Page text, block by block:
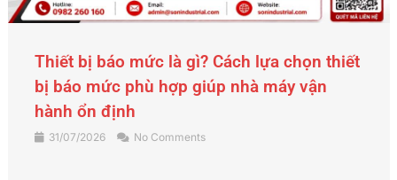
Thiết bị báo mức là gì? Cách lựa chọn thiết
bị báo mức phù hợp giúp nhà máy vận
hành ổn định
31/07/2026 No Comments